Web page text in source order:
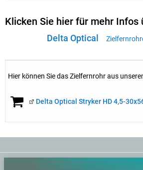
Klicken Sie hier für mehr Infos
Delta Optical
Hier können Sie das Zielfernrohr aus
Delta Optical Stryker HD 4,5-